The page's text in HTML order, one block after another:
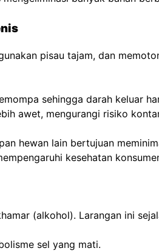
pisau tajam, dan
sehingga darah keluar
awet, mengurangi risiko
hewan lain bertujuan
kesehatan
(alkohol). Larangan ini
sel yang mati.